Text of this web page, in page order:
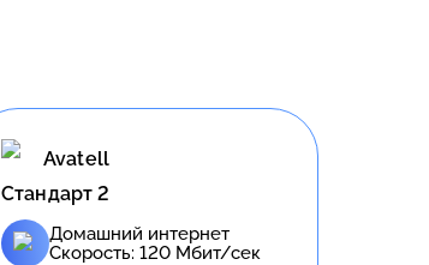
Avatell
Стандарт 2
Домашний интернет
Скорость: 120 Мбит/сек